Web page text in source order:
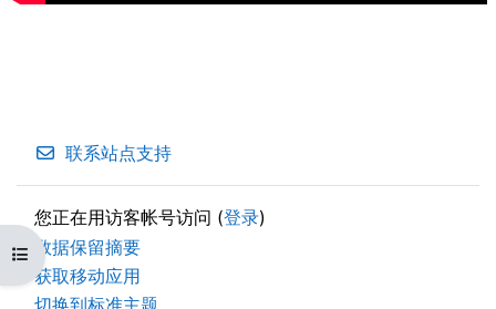
打开课程索引
联系站点支持
您正在用访客帐号访问 (登录)
‎数据保留摘要‎
获取移动应用
切换到标准主题